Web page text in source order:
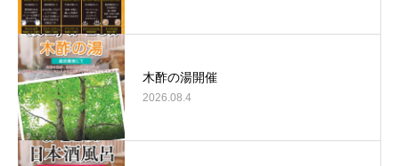
木酢の湯開催
2026.08.4